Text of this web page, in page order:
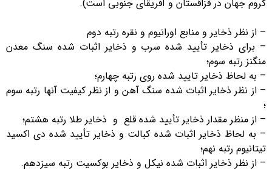
کروم جهان در قزاقستان و آفریقای جنوبی است).
– از نظر ذخایر و منابع اورانیوم و نقره رتبه دوم
– برای ذخایر تأیید شده سرب و ذخایر اثبات شده سنگ معدن
منگنز رتبه سوم؛
– به لحاظ ذخایر تایید شده روی رتبه چهارم؛
– از نظر ذخایر اثبات شده سنگ آهن و از نظر کیفیت آنها رتبه سوم
؛
– از منظر مقدار ذخایر تأیید شده قلع و ذخایر طلا رتبه هشتم؛
– به لحاظ ذخایر اثبات شده کبالت و ذخایر تأیید شده دی اکسید
تیتانیوم رتبه نهم؛
– از نظر ذخایر اثبات شده نیکل و ذخایر بوکسیت رتبه سیزدهم.